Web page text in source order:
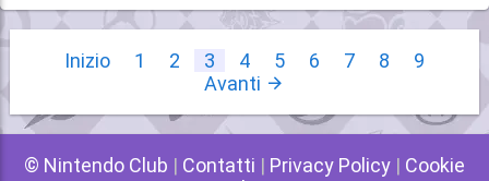
Inizio 1 2 3 4 5 6 7 8
9
Avanti
© Nintendo Club | Contatti | Privacy Policy | Cookie